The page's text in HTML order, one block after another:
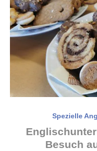
Spezielle
Besuch